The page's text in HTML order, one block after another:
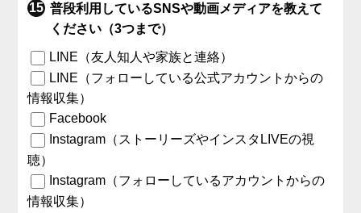
普段利用しているSNSや動画メディアを教えて
ください（3つまで）
LINE（友人知人や家族と連絡）
LINE（フォローしている公式アカウントからの
情報収集）
Facebook
Instagram（ストーリーズやインスタLIVEの視
聴）
Instagram（フォローしているアカウントからの
情報収集）